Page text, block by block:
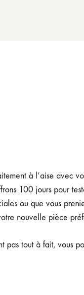
à l’aise avec
100 jours pour
ou que vous
nouvelle pièce
pas tout à fait, vous